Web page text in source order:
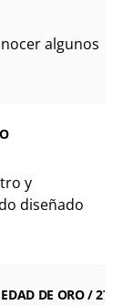
algunos
y
diseñado
DE ORO / 27